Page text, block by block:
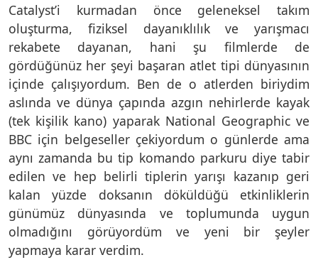
Catalyst’i kurmadan önce geleneksel takım
oluşturma, fiziksel dayanıklılık ve yarışmacı
rekabete dayanan, hani şu filmlerde de
gördüğünüz her şeyi başaran atlet tipi dünyasının
içinde çalışıyordum. Ben de o atlerden biriydim
aslında ve dünya çapında azgın nehirlerde kayak
(tek kişilik kano) yaparak National Geographic ve
BBC için belgeseller çekiyordum o günlerde ama
aynı zamanda bu tip komando parkuru diye tabir
edilen ve hep belirli tiplerin yarışı kazanıp geri
kalan yüzde doksanın döküldüğü etkinliklerin
günümüz dünyasında ve toplumunda uygun
olmadığını görüyordüm ve yeni bir şeyler
yapmaya karar verdim.